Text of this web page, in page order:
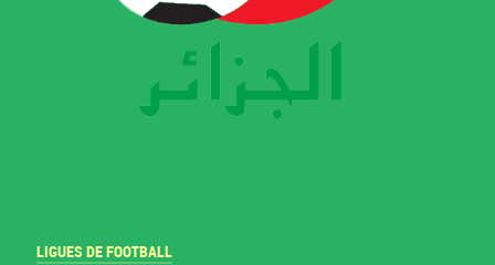
LIGUES DE FOOTBALL